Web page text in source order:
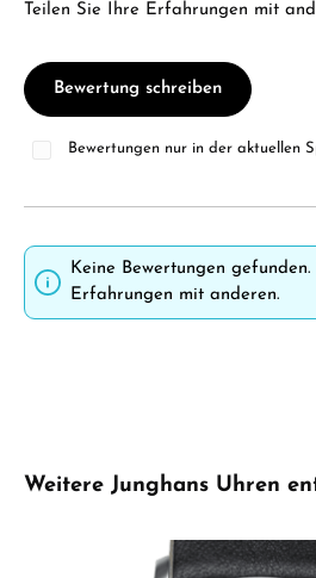
Teilen Sie Ihre Erfahrungen mit
Bewertung schreiben
Bewertungen nur in der aktuellen
Keine Bewertungen
Erfahrungen mit anderen.
Produktgalerie überspringen
Weitere Junghans Uhren